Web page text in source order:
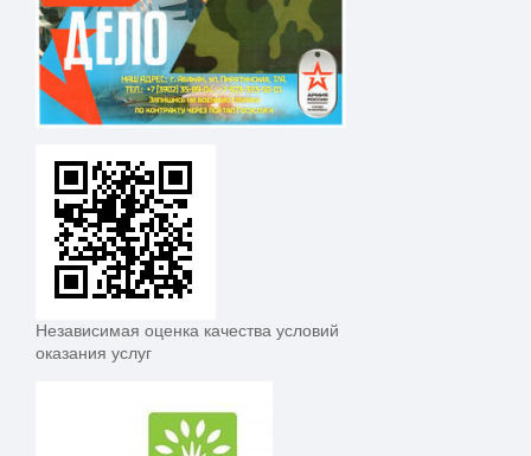
Независимая оценка качества условий
оказания услуг